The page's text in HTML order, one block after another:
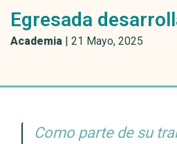
Egresada
Academia | 21 Mayo, 2025
Como parte de su